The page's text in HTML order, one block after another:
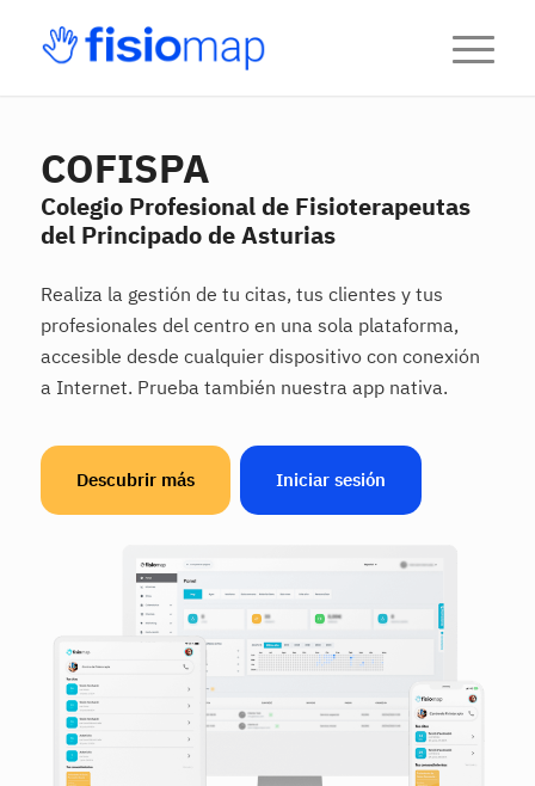
COFISPA
Colegio Profesional de Fisioterapeutas
del Principado de Asturias
Realiza la gestión de tu citas, tus clientes y tus
profesionales del centro en una sola plataforma,
accesible desde cualquier dispositivo con conexión
a Internet. Prueba también nuestra app nativa.
Descubrir más Iniciar sesión